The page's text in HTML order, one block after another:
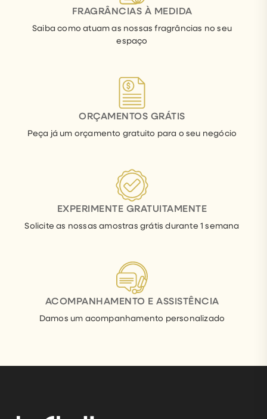
FRAGRÂNCIAS À MEDIDA
Saiba como atuam as nossas fragrâncias no seu
espaço
ORÇAMENTOS GRÁTIS
Peça já um orçamento gratuito para o seu negócio
EXPERIMENTE GRATUITAMENTE
Solicite as nossas amostras grátis durante 1 semana
ACOMPANHAMENTO E ASSISTÊNCIA
Damos um acompanhamento personalizado